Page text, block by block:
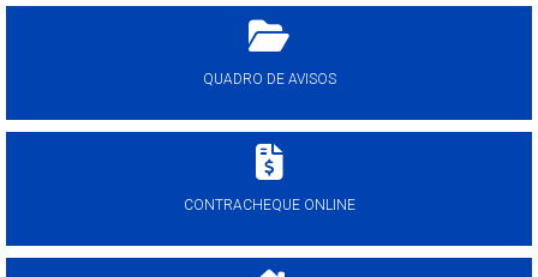
QUADRO DE AVISOS
CONTRACHEQUE ONLINE